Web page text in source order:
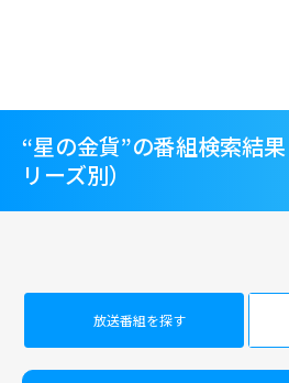
“星の金貨”の番組検索結
リーズ別）
放送番組を探す